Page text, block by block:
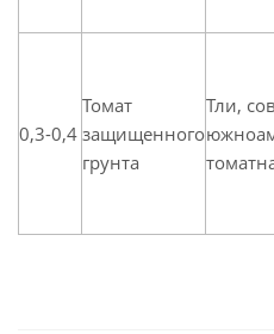
0,3-0,4
Томат
защищенного
грунта
Тли,